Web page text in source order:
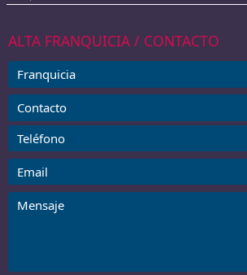
ALTA FRANQUICIA / CONTACTO